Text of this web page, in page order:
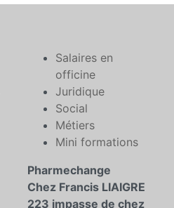
Salaires en
officine
Juridique
Social
Métiers
Mini formations
Pharmechange
Chez Francis LIAIGRE
223 impasse de chez